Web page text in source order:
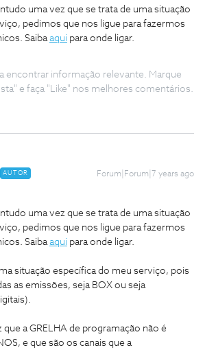
uma vez que se trata de uma situação
pedimos que nos ligue para fazermos
Saibaaqui para onde ligar.
encontrar informação relevante. Marque
e faça "Like" nos melhores comentários.
AUTOR Forum|Forum|7 years ago
uma vez que se trata de uma situação
pedimos que nos ligue para fazermos
Saibaaqui para onde ligar.
situação específica do meu serviço, pois
as emissões, seja BOX ou seja
a GRELHA de programação não é
e que são os canais que a